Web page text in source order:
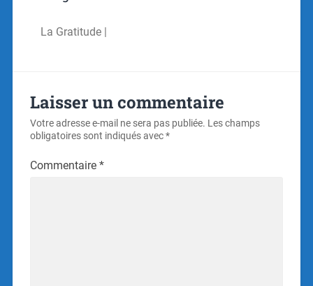
La Gratitude |
Laisser un commentaire
Votre adresse e-mail ne sera pas publiée. Les champs
obligatoires sont indiqués avec*
Commentaire *